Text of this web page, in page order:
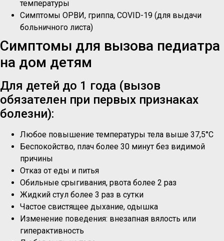
температуры
Симптомы ОРВИ, гриппа, COVID-19 (для выдачи
больничного листа)
Симптомы для вызова педиатра
на дом детям
Для детей до 1 года (вызов
обязателен при первых признаках
болезни):
Любое повышение температуры тела выше 37,5°C
Беспокойство, плач более 30 минут без видимой
причины
Отказ от еды и питья
Обильные срыгивания, рвота более 2 раз
Жидкий стул более 3 раз в сутки
Частое свистящее дыхание, одышка
Изменение поведения: внезапная вялость или
гиперактивность